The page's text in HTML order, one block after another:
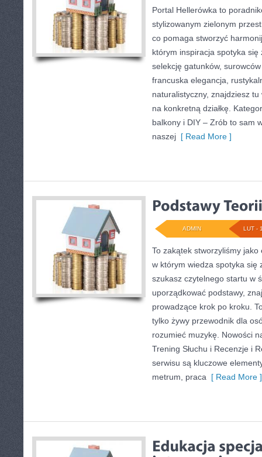
Portal Hellerówka to
stylizowanym zielonym
co pomaga stworzyć
którym inspiracja spotyka
selekcję gatunków,
francuska elegancja,
naturalistyczny, znajdziesz tu
na konkretną działkę.
balkony i DIY – Zrób to sam
naszej [ Read More ]
LUT -
ADMIN
To zakątek stworzyliśmy
w którym wiedza spotyka się
szukasz czytelnego startu w
uporządkować podstawy,
prowadzące krok po kroku.
tylko żywy przewodnik dla
rozumieć muzykę. Nowości
Trening Słuchu i Recenzje i
serwisu są kluczowe
metrum, praca [ Read More ]